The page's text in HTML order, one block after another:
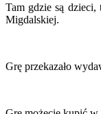
Tam gdzie są dzieci,
Migdalskiej.
Grę przekazało